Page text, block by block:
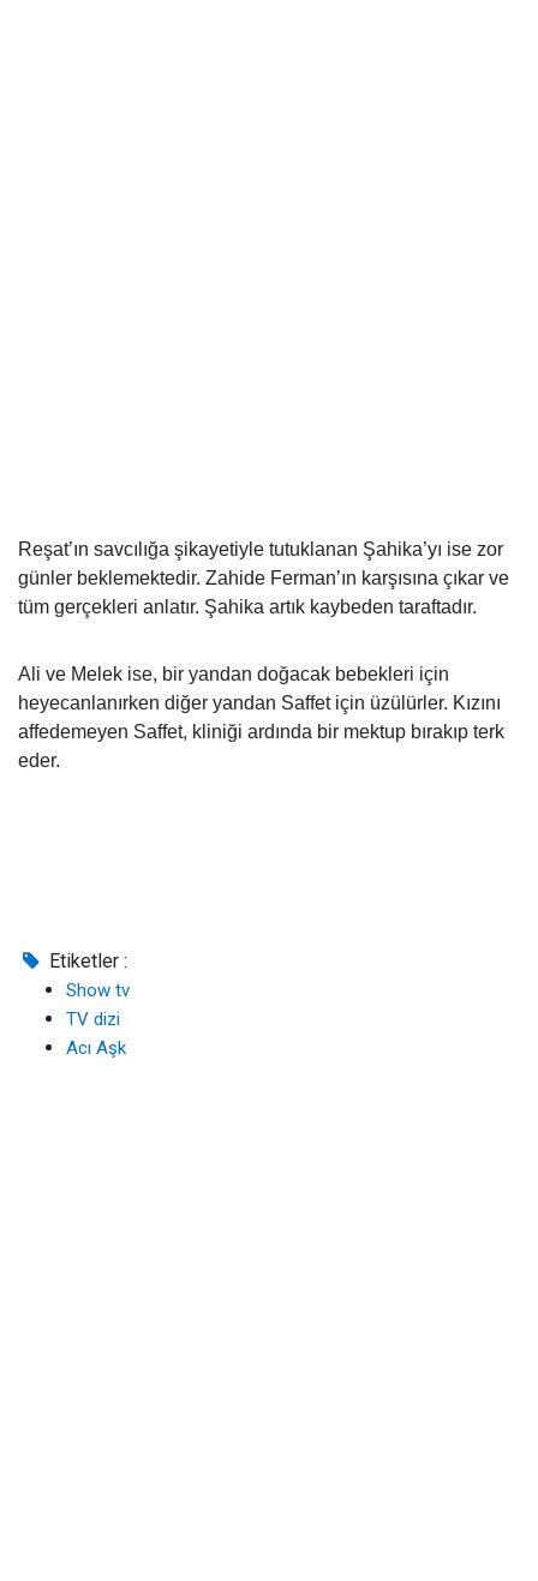
Reşat’ın savcılığa şikayetiyle tutuklanan Şahika’yı ise zor
günler beklemektedir. Zahide Ferman’ın karşısına çıkar ve
tüm gerçekleri anlatır. Şahika artık kaybeden taraftadır.
Ali ve Melek ise, bir yandan doğacak bebekleri için
heyecanlanırken diğer yandan Saffet için üzülürler. Kızını
affedemeyen Saffet, kliniği ardında bir mektup bırakıp terk
eder.
Etiketler :
Show tv
TV dizi
Acı Aşk